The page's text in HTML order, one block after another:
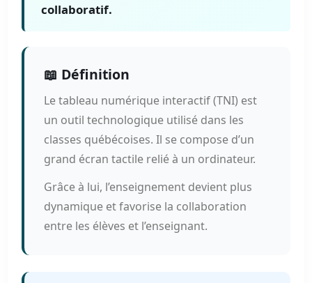
collaboratif.
📖 Définition
Le tableau numérique interactif (TNI) est
un outil technologique utilisé dans les
classes québécoises. Il se compose d’un
grand écran tactile relié à un ordinateur.
Grâce à lui, l’enseignement devient plus
dynamique et favorise la collaboration
entre les élèves et l’enseignant.